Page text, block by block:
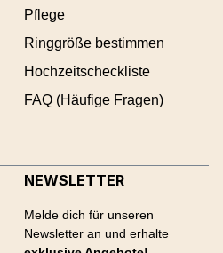
Pflege
Ringgröße bestimmen
Hochzeitscheckliste
FAQ (Häufige Fragen)
NEWSLETTER
Melde dich für unseren
Newsletter an und erhalte